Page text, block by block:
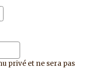
privé et ne sera pas